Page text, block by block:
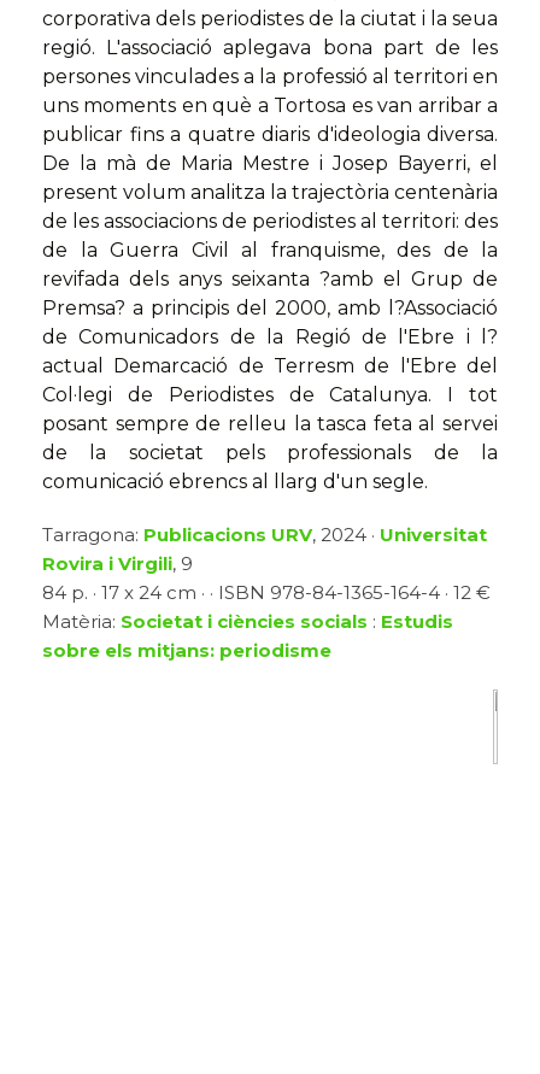
corporativa dels periodistes de la ciutat i la seua
regió. L'associació aplegava bona part de les
persones vinculades a la professió al territori en
uns moments en què a Tortosa es van arribar a
publicar fins a quatre diaris d'ideologia diversa.
De la mà de Maria Mestre i Josep Bayerri, el
present volum analitza la trajectòria centenària
de les associacions de periodistes al territori: des
de la Guerra Civil al franquisme, des de la
revifada dels anys seixanta ?amb el Grup de
Premsa? a principis del 2000, amb l?Associació
de Comunicadors de la Regió de l'Ebre i l?
actual Demarcació de Terresm de l'Ebre del
Col·legi de Periodistes de Catalunya. I tot
posant sempre de relleu la tasca feta al servei
de la societat pels professionals de la
comunicació ebrencs al llarg d'un segle.
Tarragona: Publicacions URV, 2024 · Universitat
Rovira i Virgili, 9
84 p. · 17 x 24 cm · · ISBN 978-84-1365-164-4 · 12 €
Matèria: Societat i ciències socials : Estudis
sobre els mitjans: periodisme